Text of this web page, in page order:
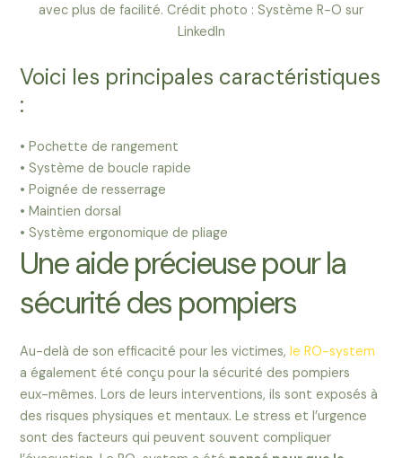
avec plus de facilité. Crédit photo : Système R-O sur
LinkedIn
Voici les principales caractéristiques
:
• Pochette de rangement
• Système de boucle rapide
• Poignée de resserrage
• Maintien dorsal
• Système ergonomique de pliage
Une aide précieuse pour la
sécurité des pompiers
Au-delà de son efficacité pour les victimes,le RO-system
a également été conçu pour la sécurité des pompiers
eux-mêmes. Lors de leurs interventions, ils sont exposés à
des risques physiques et mentaux. Le stress et l’urgence
sont des facteurs qui peuvent souvent compliquer